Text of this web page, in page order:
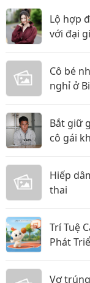
Lộ hợp
với đại
Cô bé
nghỉ ở
Bắt giữ
cô gái
Hiếp
thai
Trí Tuệ
Phát
Vợ